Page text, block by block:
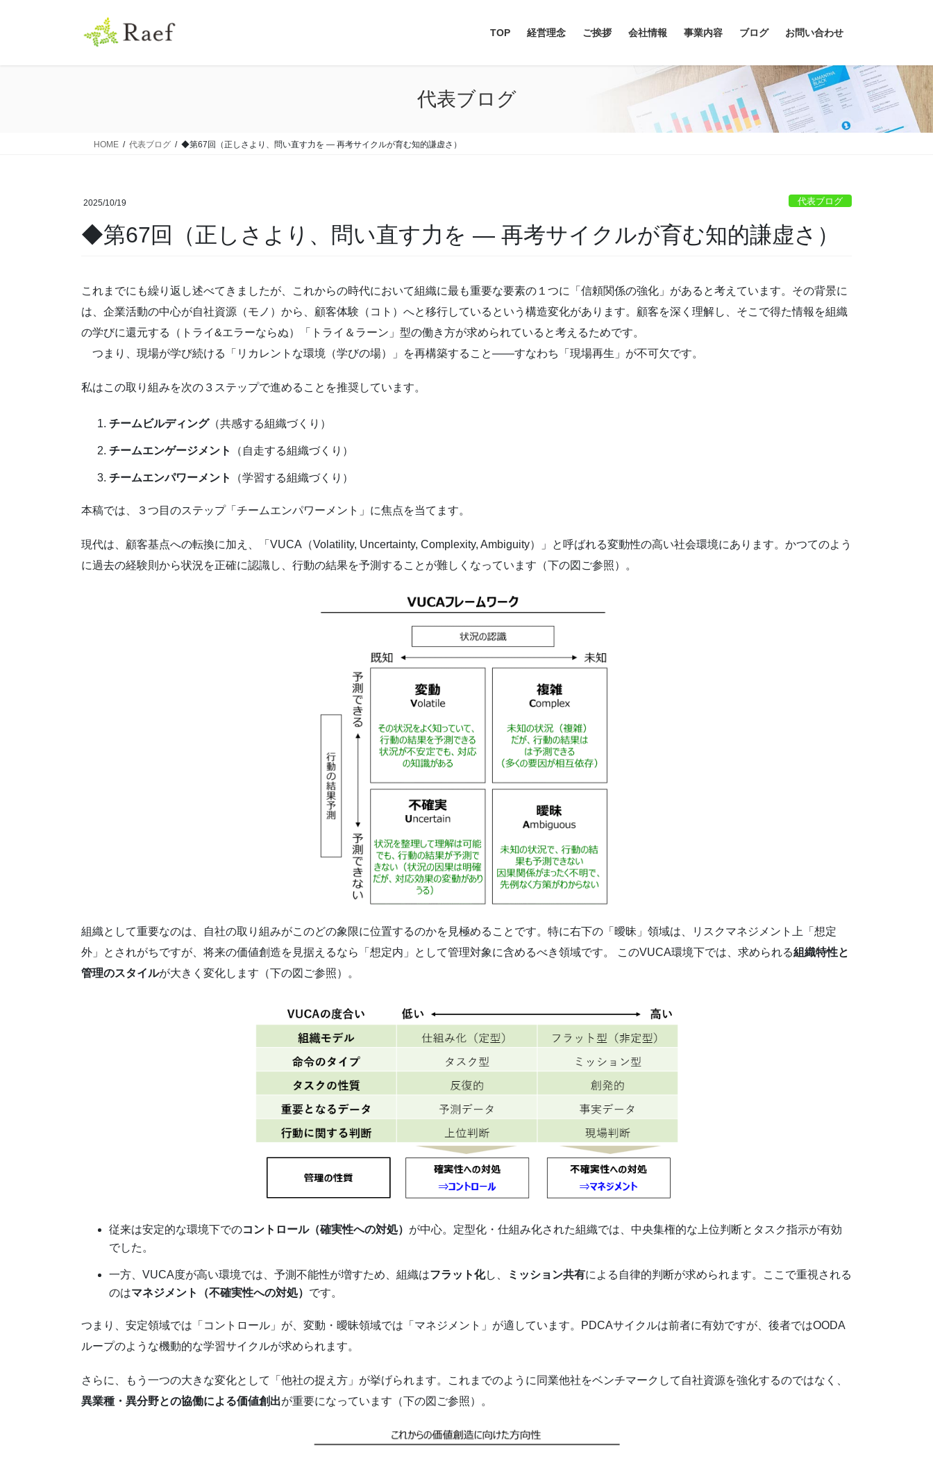
TOP 経営理念 ご挨拶 会社情報 事業内容 ブログ お問い合わせ
代表ブログ
HOME 代表ブログ ◆第67回（正しさより、問い直す力を ― 再考サイクルが育む知的謙虚さ）
2025/10/19 代表ブログ
◆第67回（正しさより、問い直す力を ― 再考サイクルが育む知的謙虚さ）
これまでにも繰り返し述べてきましたが、これからの時代において組織に最も重要な要素の１つに「信頼関係の強化」があると考えています。その背景に
は、企業活動の中心が自社資源（モノ）から、顧客体験（コト）へと移行しているという構造変化があります。顧客を深く理解し、そこで得た情報を組織
の学びに還元する（トライ&エラーならぬ）「トライ＆ラーン」型の働き方が求められていると考えるためです。
つまり、現場が学び続ける「リカレントな環境（学びの場）」を再構築すること――すなわち「現場再生」が不可欠です。
私はこの取り組みを次の３ステップで進めることを推奨しています。
チームビルディング（共感する組織づくり）
チームエンゲージメント （自走する組織づくり）
チームエンパワーメント （学習する組織づくり）
本稿では、３つ目のステップ「チームエンパワーメント」に焦点を当てます。
現代は、顧客基点への転換に加え、「VUCA（Volatility, Uncertainty, Complexity, Ambiguity）」と呼ばれる変動性の高い社会環境にあります。かつてのよう
に過去の経験則から状況を正確に認識し、行動の結果を予測することが難しくなっています（下の図ご参照）。
組織として重要なのは、自社の取り組みがこのどの象限に位置するのかを見極めることです。特に右下の「曖昧」領域は、リスクマネジメント上「想定
外」とされがちですが、将来の価値創造を見据えるなら「想定内」として管理対象に含めるべき領域です。 このVUCA環境下では、求められる組織特性と
管理のスタイルが大きく変化します（下の図ご参照）。
従来は安定的な環境下でのコントロール（確実性への対処） が中心。定型化・仕組み化された組織では、中央集権的な上位判断とタスク指示が有効
でした。
一方、VUCA度が高い環境では、予測不能性が増すため、組織はフラット化し、 ミッション共有による自律的判断が求められます。ここで重視される
のはマネジメント（不確実性への対処） です。
つまり、安定領域では「コントロール」が、変動・曖昧領域では「マネジメント」が適しています。PDCAサイクルは前者に有効ですが、後者ではOODA
ループのような機動的な学習サイクルが求められます。
さらに、もう一つの大きな変化として「他社の捉え方」が挙げられます。これまでのように同業他社をベンチマークして自社資源を強化するのではなく、
異業種・異分野との協働による価値創出が重要になっています（下の図ご参照）。